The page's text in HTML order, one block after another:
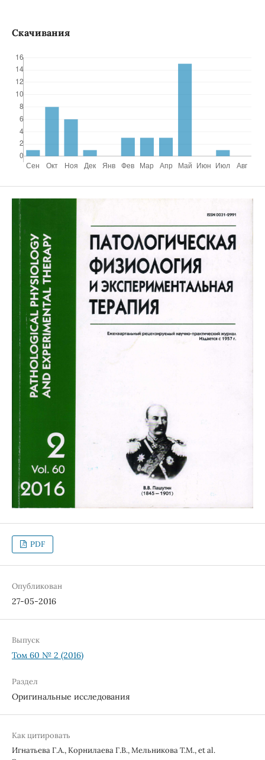
Скачивания
PDF
Опубликован
27-05-2016
Выпуск
Том 60 № 2 (2016)
Раздел
Оригинальные исследования
Как цитировать
Игнатьева Г.А., Корнилаева Г.В., Мельникова Т.М., et al.